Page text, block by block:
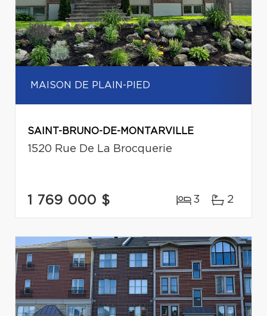
MAISON DE PLAIN-PIED
SAINT-BRUNO-DE-MONTARVILLE
1520 Rue De La Brocquerie
1 769 000 $ 3 2